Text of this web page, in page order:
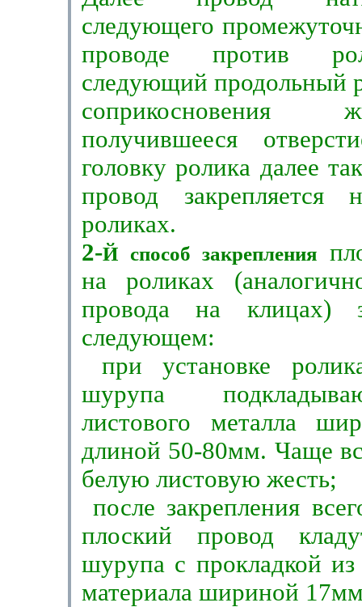
следующего
проводе против
следующий про­дольный
получившееся
головку ролика далее
провод закрепляется
роликах.
2-Й способ закрепления
на роли­ках
провода на клицах)
следующем:
при установке
шурупа
листового металла
длиной 50-80мм. Чаще
белую листовую жесть;
после закрепления
плоский провод
шурупа с прокладкой из
материала шириной